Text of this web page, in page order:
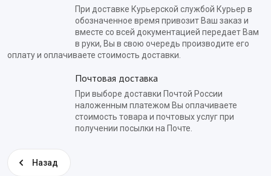
При доставке Курьерской службой Курьер в
обозначенное время привозит Ваш заказ и
вместе со всей документацией передает Вам
в руки, Вы в свою очередь производите его
оплату и оплачиваете стоимость доставки.
Почтовая доставка
При выборе доставки Почтой России
наложенным платежом Вы оплачиваете
стоимость товара и почтовых услуг при
получении посылки на Почте.
Назад